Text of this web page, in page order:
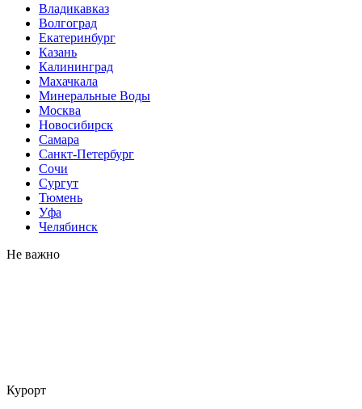
Владикавказ
Волгоград
Екатеринбург
Казань
Калининград
Махачкала
Минеральные Воды
Москва
Новосибирск
Самара
Санкт-Петербург
Сочи
Сургут
Тюмень
Уфа
Челябинск
Не важно
Курорт